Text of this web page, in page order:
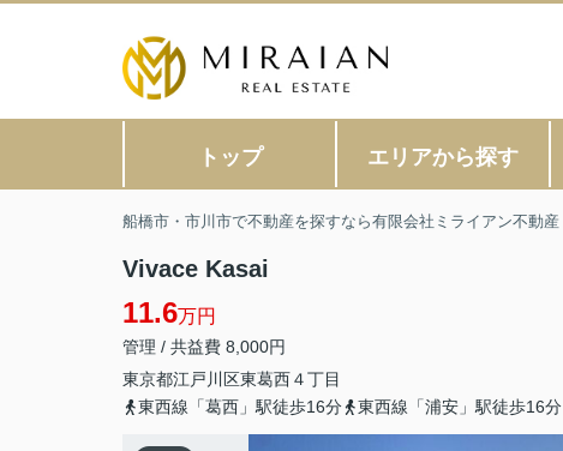
トップ エリアから探す
船橋市・市川市で不動産を探すなら有限会社ミライアン不動産
Vivace Kasai
11.6万円
管理 / 共益費 8,000円
東京都江戸川区東葛西４丁目
東西線「葛西」駅徒歩16分
東西線「浦安」駅徒歩16分